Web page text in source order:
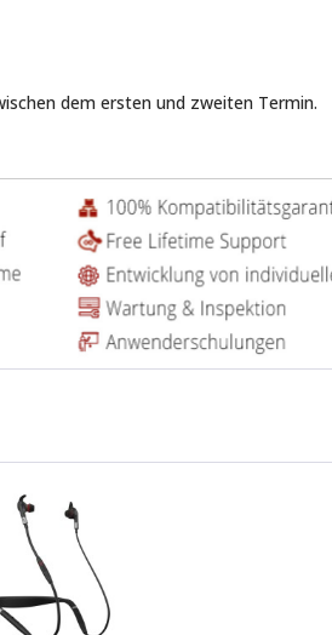
dem ersten und zweiten Termin.